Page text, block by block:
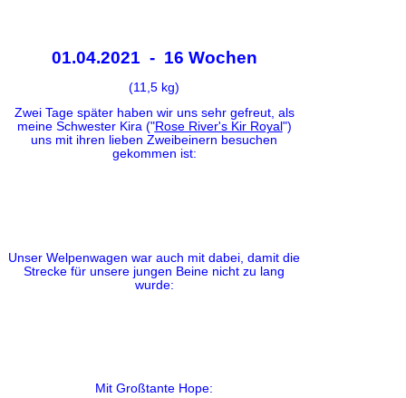
01.04.2021 - 16 Wochen
(11,5 kg)
Zwei Tage später haben wir uns sehr gefreut, als
meine Schwester Kira ("Rose River's Kir Royal ")
uns mit ihren lieben Zweibeinern besuchen
gekommen ist:
Unser Welpenwagen war auch mit dabei, damit die
Strecke für unsere jungen Beine nicht zu lang
wurde:
Mit Großtante Hope: